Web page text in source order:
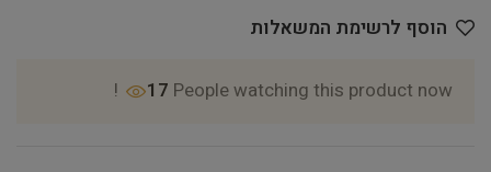
הוסף לרשימת המשאלות
17 People watching this product now!